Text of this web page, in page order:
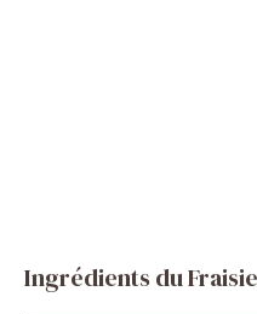
Ingrédients du